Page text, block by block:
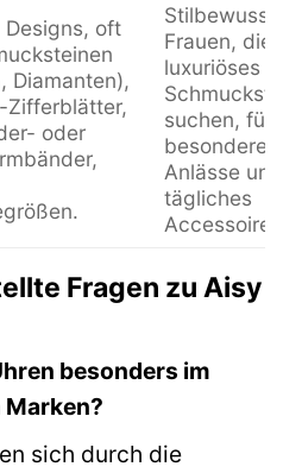
Designs, oft
Diamanten),
Zifferblätter,
oder
Frauen, die
luxuriöses
suchen, für
besondere
Anlässe
tägliches
Accessoire.
Fragen zu Aisy
besonders im
sich durch die